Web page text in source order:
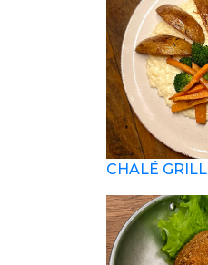
CHALÉ GRILL